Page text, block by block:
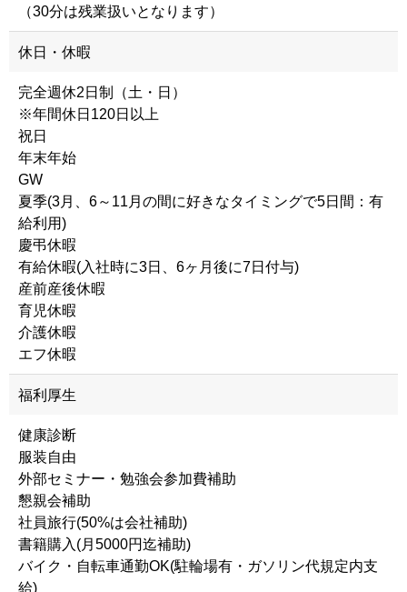
（30分は残業扱いとなります）
休日・休暇
完全週休2日制（土・日）
※年間休日120日以上
祝日
年末年始
GW
夏季(3月、6～11月の間に好きなタイミングで5日間：有
給利用)
慶弔休暇
有給休暇(入社時に3日、6ヶ月後に7日付与)
産前産後休暇
育児休暇
介護休暇
エフ休暇
福利厚生
健康診断
服装自由
外部セミナー・勉強会参加費補助
懇親会補助
社員旅行(50%は会社補助)
書籍購入(月5000円迄補助)
バイク・自転車通勤OK(駐輪場有・ガソリン代規定内支
給)